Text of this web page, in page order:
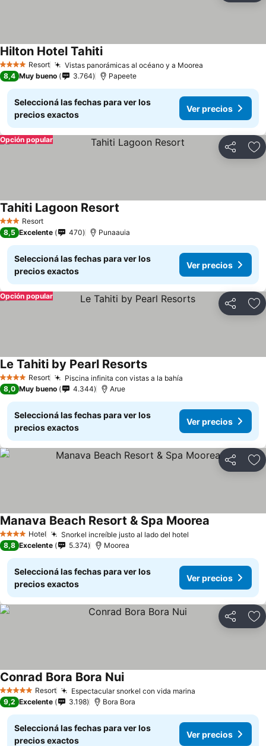
4 EstrellasResort Vistas panorámicas al océano y a Moorea
Hilton Hotel Tahiti
8,4 Muy bueno 3.764 Papeete
Seleccioná las fechas para ver los
precios exactos
Ver precios
Compartir
Opción popular
3 EstrellasResort
Tahiti Lagoon Resort
8,5 Excelente 470 Punaauia
Seleccioná las fechas para ver los
precios exactos
Ver precios
Compartir
Opción popular
4 EstrellasResort Piscina infinita con vistas a la bahía
Le Tahiti by Pearl Resorts
8,0 Muy bueno 4.344 Arue
Seleccioná las fechas para ver los
precios exactos
Ver precios
Compartir
4 EstrellasHotel Snorkel increíble justo al lado del hotel
Manava Beach Resort & Spa Moorea
8,8 Excelente 5.374 Moorea
Seleccioná las fechas para ver los
precios exactos
Ver precios
Compartir
5 Estrellas Resort Espectacular snorkel con vida marina
Conrad Bora Bora Nui
9,2 Excelente 3.198 Bora Bora
Seleccioná las fechas para ver los
precios exactos
Ver precios